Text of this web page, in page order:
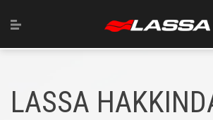
LASSA